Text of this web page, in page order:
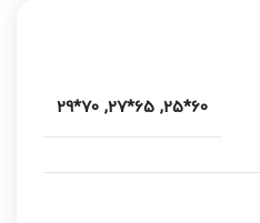
60*25
,
65*27
,
70*29